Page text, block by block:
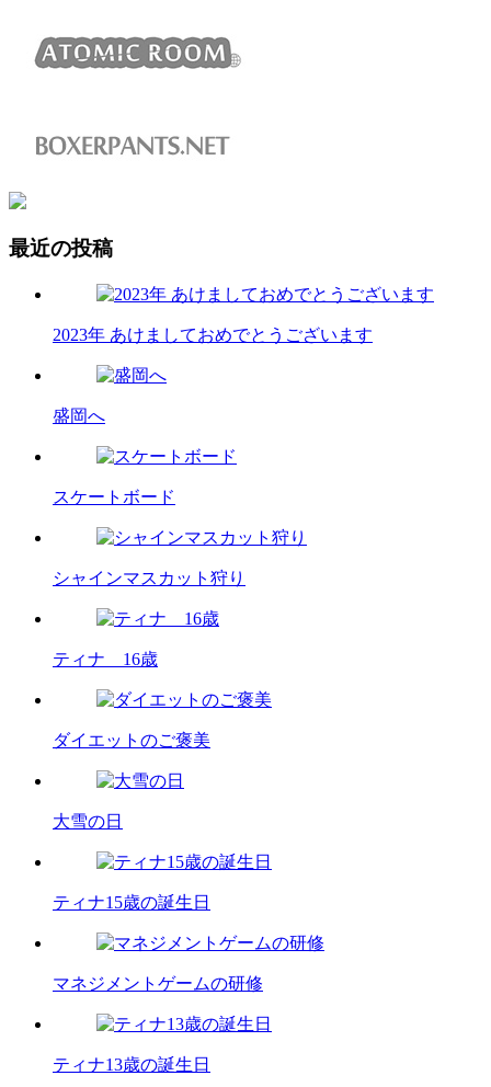
最近の投稿
2023年 あけましておめでとうございます
盛岡へ
スケートボード
シャインマスカット狩り
ティナ 16歳
ダイエットのご褒美
大雪の日
ティナ15歳の誕生日
マネジメントゲームの研修
ティナ13歳の誕生日